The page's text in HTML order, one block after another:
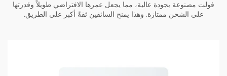
فولت مصنوعة بجودة عالية، مما يجعل عمرها الافتراضي طويلاً وقدرتها
على الشحن ممتازة. وهذا يمنح السائقين ثقةً أكبر على الطريق.